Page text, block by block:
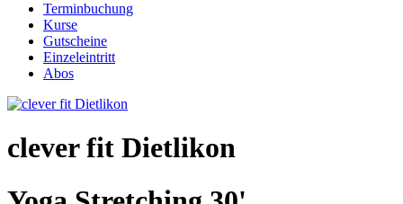
Terminbuchung
Kurse
Gutscheine
Einzeleintritt
Abos
clever fit Dietlikon